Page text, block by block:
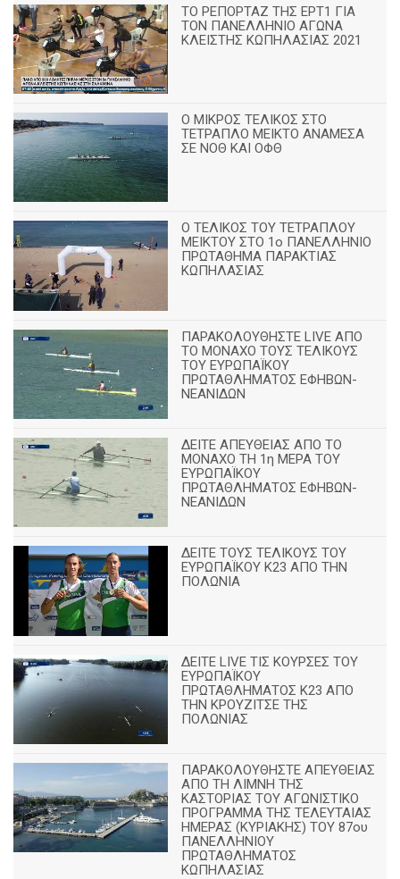
ΤΟ ΡΕΠΟΡΤΑΖ ΤΗΣ ΕΡΤ1 ΓΙΑ
ΤΟΝ ΠΑΝΕΛΛΗΝΙΟ ΑΓΩΝΑ
ΚΛΕΙΣΤΗΣ ΚΩΠΗΛΑΣΙΑΣ 2021
Ο ΜΙΚΡΟΣ ΤΕΛΙΚΟΣ ΣΤΟ
ΤΕΤΡΑΠΛΟ ΜΕΙΚΤΟ ΑΝΑΜΕΣΑ
ΣΕ ΝΟΘ ΚΑΙ ΟΦΘ
Ο ΤΕΛΙΚΟΣ ΤΟΥ ΤΕΤΡΑΠΛΟΥ
ΜΕΙΚΤΟΥ ΣΤΟ 1ο ΠΑΝΕΛΛΗΝΙΟ
ΠΡΩΤΑΘΗΜΑ ΠΑΡΑΚΤΙΑΣ
ΚΩΠΗΛΑΣΙΑΣ
ΠΑΡΑΚΟΛΟΥΘΗΣΤΕ LIVE ΑΠΟ
ΤΟ ΜΟΝΑΧΟ ΤΟΥΣ ΤΕΛΙΚΟΥΣ
ΤΟΥ ΕΥΡΩΠΑΪΚΟΥ
ΠΡΩΤΑΘΛΗΜΑΤΟΣ ΕΦΗΒΩΝ-
ΝΕΑΝΙΔΩΝ
ΔΕΙΤΕ ΑΠΕΥΘΕΙΑΣ ΑΠΟ ΤΟ
ΜΟΝΑΧΟ ΤΗ 1η ΜΕΡΑ ΤΟΥ
ΕΥΡΩΠΑΪΚΟΥ
ΠΡΩΤΑΘΛΗΜΑΤΟΣ ΕΦΗΒΩΝ-
ΝΕΑΝΙΔΩΝ
ΔΕΙΤΕ ΤΟΥΣ ΤΕΛΙΚΟΥΣ ΤΟΥ
ΕΥΡΩΠΑΪΚΟΥ Κ23 ΑΠΟ ΤΗΝ
ΠΟΛΩΝΙΑ
ΔΕΙΤΕ LIVE ΤΙΣ ΚΟΥΡΣΕΣ ΤΟΥ
ΕΥΡΩΠΑΪΚΟΥ
ΠΡΩΤΑΘΛΗΜΑΤΟΣ Κ23 ΑΠΟ
ΤΗΝ ΚΡΟΥΖΙΤΣΕ ΤΗΣ
ΠΟΛΩΝΙΑΣ
ΠΑΡΑΚΟΛΟΥΘΗΣΤΕ ΑΠΕΥΘΕΙΑΣ
ΑΠΟ ΤΗ ΛΙΜΝΗ ΤΗΣ
ΚΑΣΤΟΡΙΑΣ ΤΟΥ ΑΓΩΝΙΣΤΙΚΟ
ΠΡΟΓΡΑΜΜΑ ΤΗΣ ΤΕΛΕΥΤΑΙΑΣ
ΗΜΕΡΑΣ (ΚΥΡΙΑΚΗΣ) ΤΟΥ 87ου
ΠΑΝΕΛΛΗΝΙΟΥ
ΠΡΩΤΑΘΛΗΜΑΤΟΣ
ΚΩΠΗΛΑΣΙΑΣ